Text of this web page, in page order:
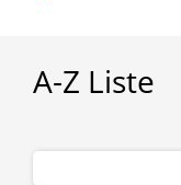
A-Z Liste